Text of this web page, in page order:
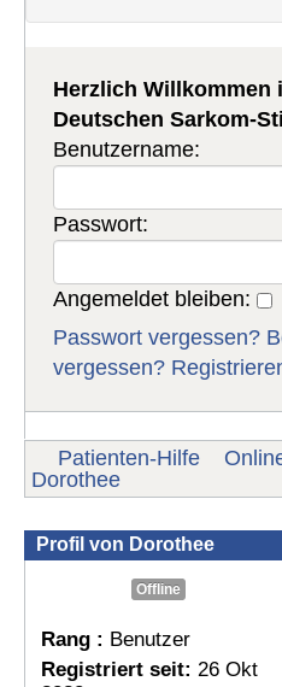
Herzlich Willkommen
Deutschen Sarkom-
Benutzername:
Passwort:
Angemeldet bleiben:
Passwort vergessen?
vergessen?
Patienten-Hilfe
Dorothee
Profil von Dorothee
Offline
Rang : Benutzer
Registriert seit: 26 Okt